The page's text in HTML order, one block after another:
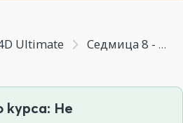
Ultimate Седмица 8 - Реалистични изображения - Интериор и екстериор
курса: Не